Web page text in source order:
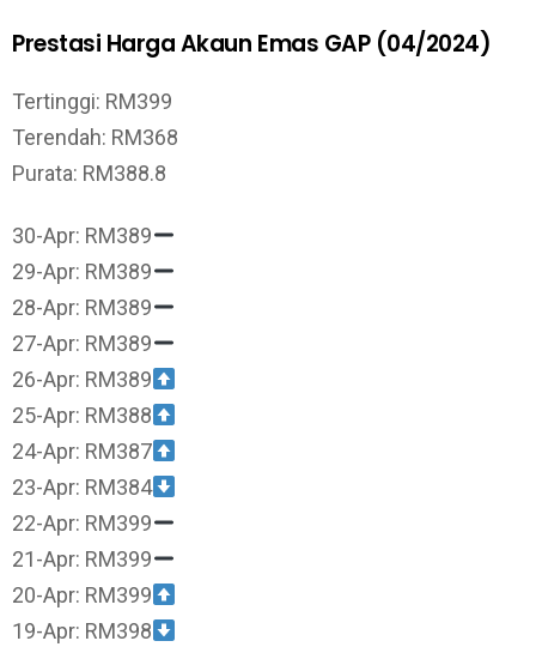
Prestasi Harga Akaun Emas GAP (04/2024)
Tertinggi: RM399
Terendah: RM368
Purata: RM388.8
30-Apr: RM389
29-Apr: RM389
28-Apr: RM389
27-Apr: RM389
26-Apr: RM389
25-Apr: RM388
24-Apr: RM387
23-Apr: RM384
22-Apr: RM399
21-Apr: RM399
20-Apr: RM399
19-Apr: RM398